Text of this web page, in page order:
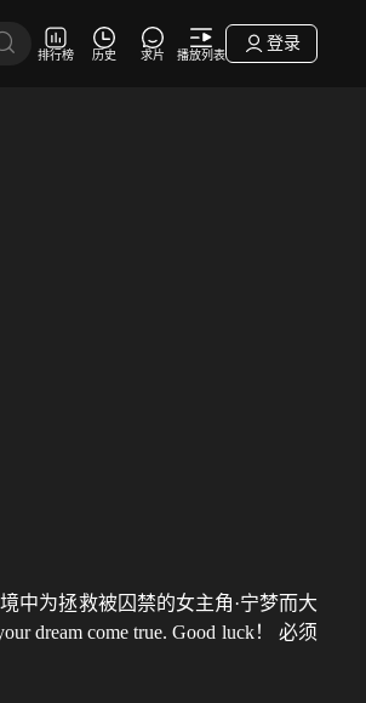
排行榜 历史 求片 播放列表
登录
中为拯救被囚禁的女主角·宁梦而大
dream come true. Good luck！ 必须